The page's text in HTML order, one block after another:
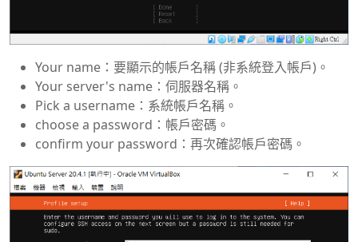
Your name：要顯示的帳戶名稱 (非系統登入帳戶)。
Your server's name：伺服器名稱。
Pick a username：系統帳戶名稱。
choose a password：帳戶密碼。
confirm your password：再次確認帳戶密碼。